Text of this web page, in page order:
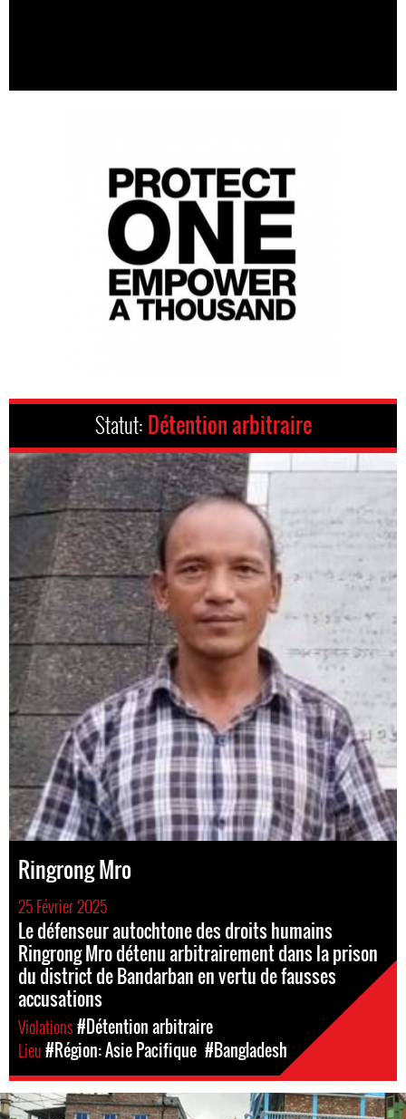
Statut: Détention arbitraire
Ringrong Mro
25 Février 2025
Le défenseur autochtone des droits humains
Ringrong Mro détenu arbitrairement dans la prison
du district de Bandarban en vertu de fausses
accusations
Violations#Détention arbitraire
Lieu#Région: Asie Pacifique #Bangladesh